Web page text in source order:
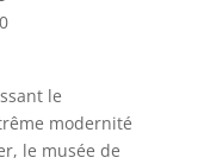
le
modernité
le musée de